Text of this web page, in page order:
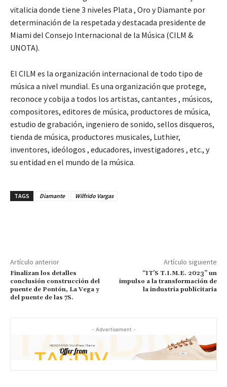
vitalicia donde tiene 3 niveles Plata , Oro y Diamante por
determinación de la respetada y destacada presidente de
Miami del Consejo Internacional de la Música (CILM &
UNOTA).
El CILM es la organización internacional de todo tipo de
música a nivel mundial. Es una organización que protege,
reconoce y cobija a todos los artistas, cantantes , músicos,
compositores, editores de música, productores de música,
estudio de grabación, ingeniero de sonido, sellos disqueros,
tienda de música, productores musicales, Luthier,
inventores, ideólogos , educadores, investigadores , etc., y
su entidad en el mundo de la música.
TAGS Diamante Wilfrido Vargas
Artículo anterior
Finalizan los detalles
conclusión construcción del
puente de Pontón, La Vega y
del puente de las 7S.
Artículo siguiente
“IT’S T.I.M.E. 2023” un
impulso a la transformación de
la industria publicitaria
- Advertisement -